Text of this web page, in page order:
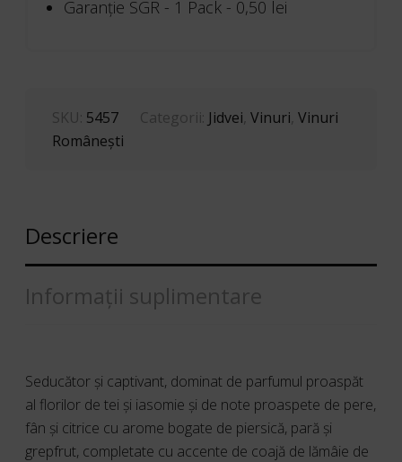
0.75Garanţie SGR - 1 Pack - 0,50 lei
SKU: 5457 Categorii: Jidvei ,Vinuri ,Vinuri
Româneşti
Descriere
Informații suplimentare
Seducător şi captivant, dominat de parfumul proaspăt
al florilor de tei şi iasomie şi de note proaspete de pere,
fân şi citrice cu arome bogate de piersică, pară şi
grepfrut, completate cu accente de coajă de lămâie de